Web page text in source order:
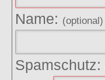
Name: (optional)
Spamschutz: